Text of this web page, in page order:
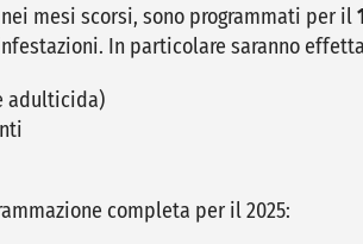
mesi scorsi, sono programmati per il
In particolare saranno
adulticida)
completa per il 2025: